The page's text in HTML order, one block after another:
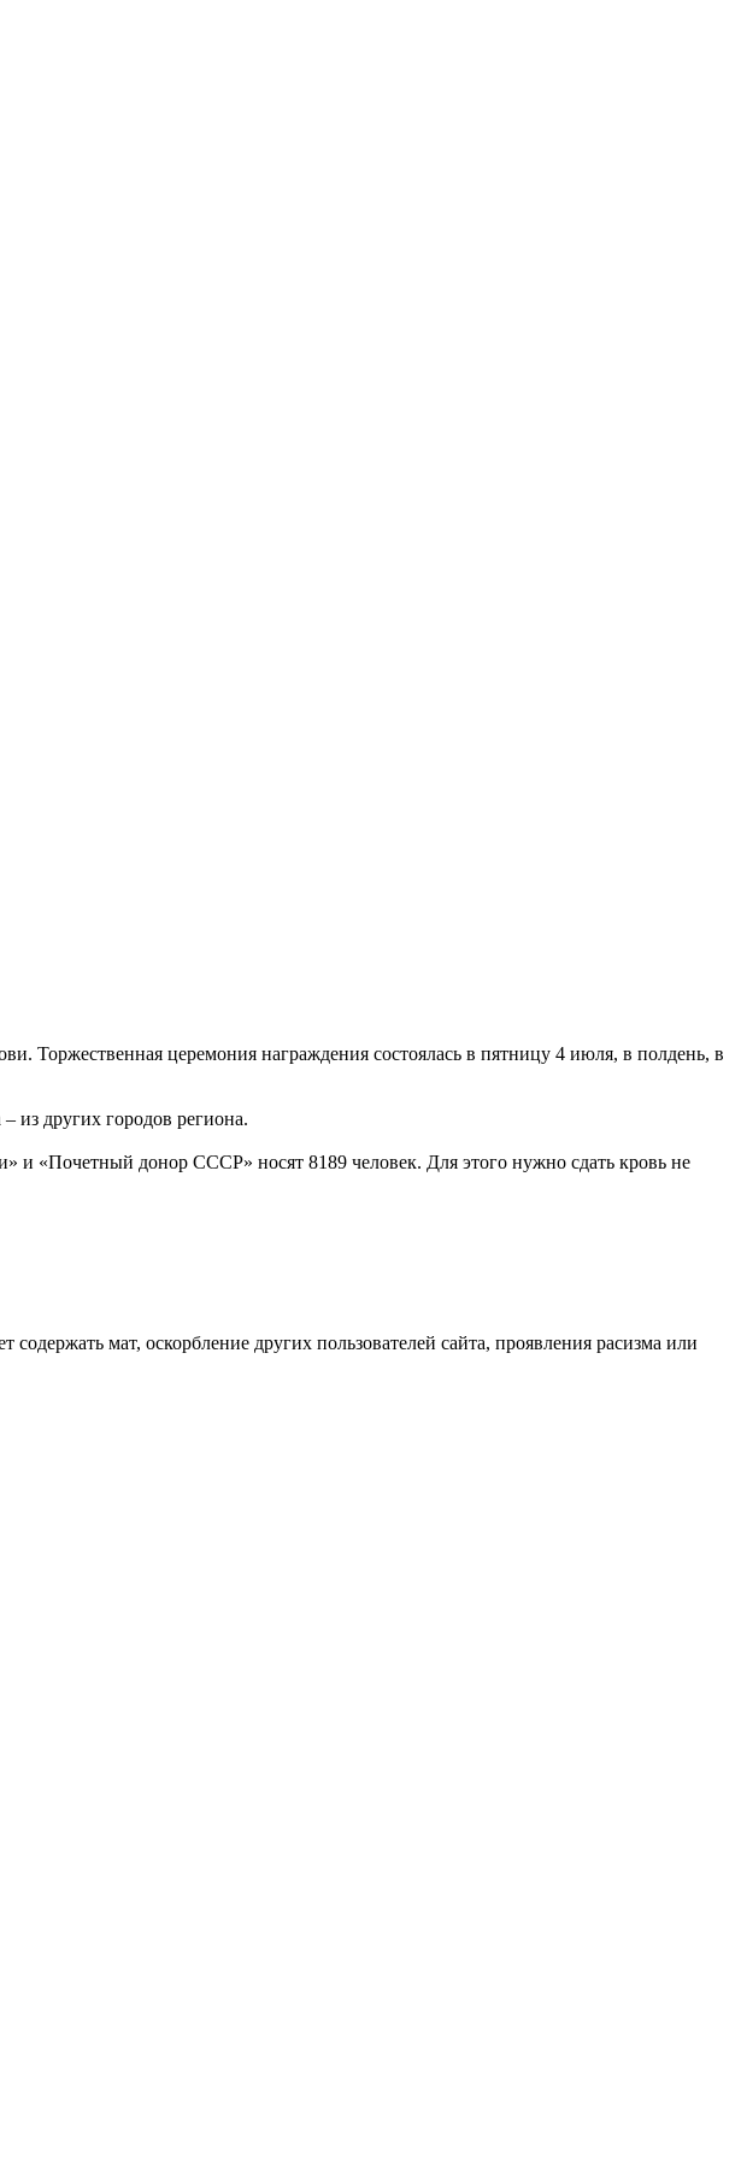
Торжественная церемония награждения состоялась в пятницу 4 июля, в полдень, в
из других городов региона.
и «Почетный донор СССР» носят 8189 человек. Для этого нужно сдать кровь не
мат, оскорбление других пользователей сайта, проявления расизма или